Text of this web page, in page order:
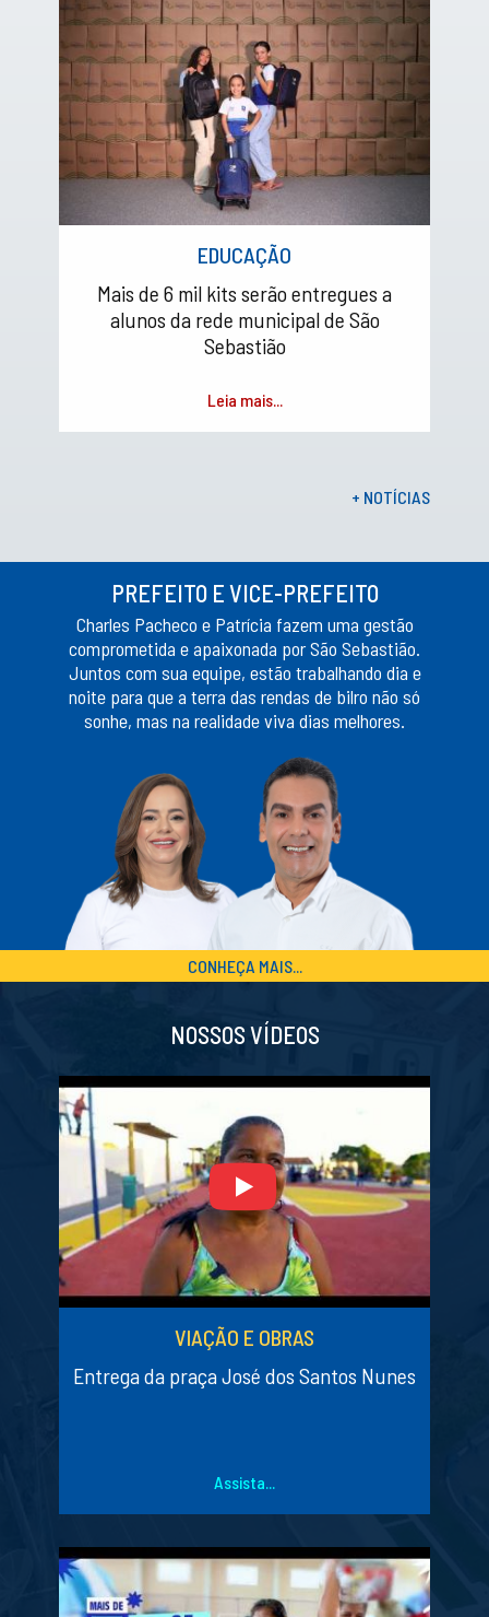
EDUCAÇÃO
Mais de 6 mil kits serão entregues a
alunos da rede municipal de São
Sebastião
Leia mais...
+ NOTÍCIAS
PREFEITO E VICE-PREFEITO
Charles Pacheco e Patrícia fazem uma gestão
comprometida e apaixonada por São Sebastião.
Juntos com sua equipe, estão trabalhando dia e
noite para que a terra das rendas de bilro não só
sonhe, mas na realidade viva dias melhores.
CONHEÇA MAIS...
NOSSOS VÍDEOS
VIAÇÃO E OBRAS
Entrega da praça José dos Santos Nunes
Assista...